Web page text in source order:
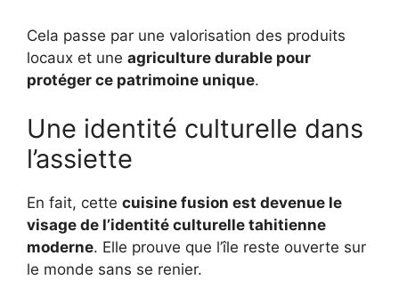
Cela passe par une valorisation des produits
locaux et une agriculture durable pour
protéger ce patrimoine unique.
Une identité culturelle dans
l’assiette
En fait, cette cuisine fusion est devenue le
visage de l’identité culturelle tahitienne
moderne. Elle prouve que l’île reste ouverte sur
le monde sans se renier.